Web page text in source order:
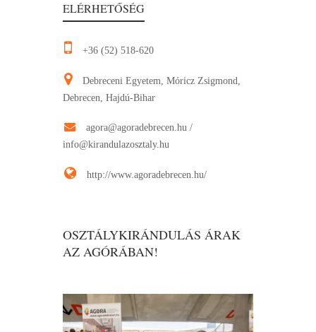
ELÉRHETŐSÉG
+36 (52) 518-620
Debreceni Egyetem, Móricz Zsigmond,
Debrecen, Hajdú-Bihar
agora@agoradebrecen.hu /
info@kirandulazosztaly.hu
http://www.agoradebrecen.hu/
OSZTÁLYKIRÁNDULÁS ÁRAK
AZ AGÓRÁBAN!